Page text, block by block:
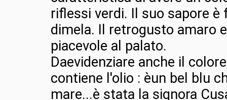
riflessi verdi. Il suo sapore
dimela. Il retrogusto amaro
piacevole al palato.
Daevidenziare anche il
contiene l'olio : èun bel blu
mare...è stata la signora